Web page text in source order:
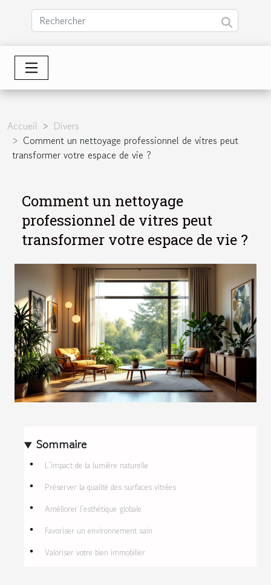
Accueil
Divers
Comment un nettoyage professionnel de vitres peut
transformer votre espace de vie ?
Comment un nettoyage
professionnel de vitres peut
transformer votre espace de vie ?
Sommaire
L’impact de la lumière naturelle
Préserver la qualité des surfaces vitrées
Améliorer l’esthétique globale
Favoriser un environnement sain
Valoriser votre bien immobilier